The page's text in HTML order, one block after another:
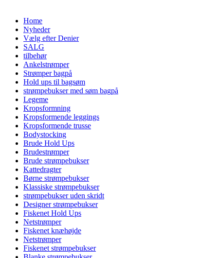
Home
Nyheder
Vælg efter Denier
SALG
tilbehør
Ankelstrømper
Strømper bagpå
Hold ups til bagsøm
strømpebukser med søm bagpå
Legeme
Kropsformning
Kropsformende leggings
Kropsformende trusse
Bodystocking
Brude Hold Ups
Brudestrømper
Brude strømpebukser
Kattedragter
Børne strømpebukser
Klassiske strømpebukser
strømpebukser uden skridt
Designer strømpebukser
Fiskenet Hold Ups
Netstrømper
Fiskenet knæhøjde
Netstrømper
Fiskenet strømpebukser